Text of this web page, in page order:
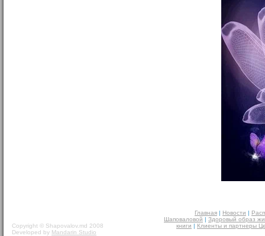
Copyright © Shapovalov.md 2008
Developed by Mandarin Studio
Главная | Новости |
Шаповаловой | Здоровый образ
книги | Клиенты и партнеры